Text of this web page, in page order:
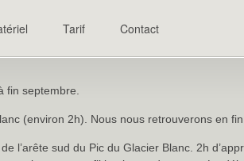
Tarif Contact
fin septembre.
(environ 2h). Nous nous retrouverons en
l’arête sud du Pic du Glacier Blanc. 2h